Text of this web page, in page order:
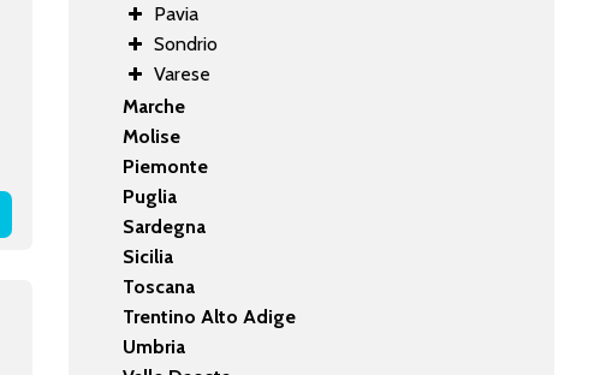
Pavia
Sondrio
Varese
Marche
Molise
Piemonte
Puglia
Sardegna
Sicilia
Toscana
Trentino Alto Adige
Umbria